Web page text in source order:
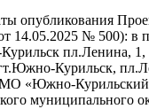
опубликования
14.05.2025 № 500): в
пл.Ленина,
Курильск,
«Южно-Курильский
муниципального